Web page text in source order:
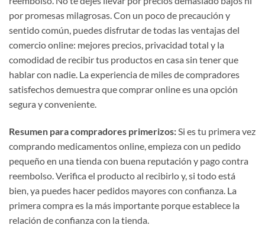
por promesas milagrosas. Con un poco de precaución y
sentido común, puedes disfrutar de todas las ventajas del
comercio online: mejores precios, privacidad total y la
comodidad de recibir tus productos en casa sin tener que
hablar con nadie. La experiencia de miles de compradores
satisfechos demuestra que comprar online es una opción
segura y conveniente.
Resumen para compradores primerizos:Si es tu primera vez
comprando medicamentos online, empieza con un pedido
pequeño en una tienda con buena reputación y pago contra
reembolso. Verifica el producto al recibirlo y, si todo está
bien, ya puedes hacer pedidos mayores con confianza. La
primera compra es la más importante porque establece la
relación de confianza con la tienda.